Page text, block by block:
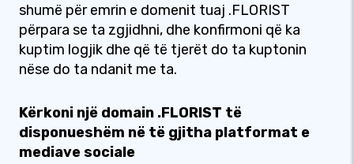
shumë për emrin e domenit tuaj .FLORIST
përpara se ta zgjidhni, dhe konfirmoni që ka
kuptim logjik dhe që të tjerët do ta kuptonin
nëse do ta ndanit me ta.
Kërkoni një domain .FLORIST të
disponueshëm në të gjitha platformat e
mediave sociale